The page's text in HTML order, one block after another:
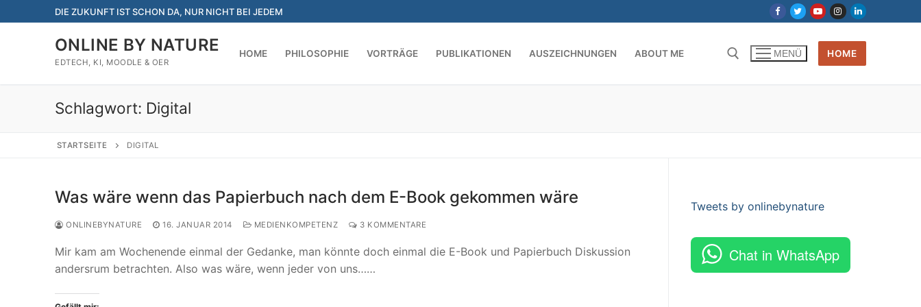
Inhalt
DIE ZUKUNFT IST SCHON DA, NUR NICHT BEI JEDEM
ONLINE BY NATURE
EDTECH, KI, MOODLE & OER
HOME PHILOSOPHIE VORTRÄGE PUBLIKATIONEN AUSZEICHNUNGEN ABOUT ME MENÜ HOME
Schlagwort: Digital
STARTSEITE DIGITAL
Was wäre wenn das Papierbuch nach dem E-Book gekommen wäre
ONLINEBYNATURE 16. JANUAR 2014 MEDIENKOMPETENZ 3 KOMMENTARE
Mir kam am Wochenende einmal der Gedanke, man könnte doch einmal die E-Book und Papierbuch Diskussion
andersrum betrachten. Also was wäre, wenn jeder von uns……
Tweets by onlinebynature
Chat in WhatsApp